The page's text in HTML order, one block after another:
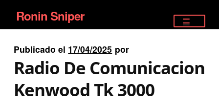
Ir
a
la
navegación
Ir
al
contenido
Ronin Sniper
EQUIPAMIENTO ÉLITE
Publicado el 17/04/2025 por
Radio De Comunicacion
Kenwood Tk 3000